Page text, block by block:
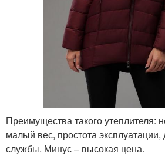
Преимущества такого утеплителя:
малый вес, простота
службы. Минус – высокая цена.